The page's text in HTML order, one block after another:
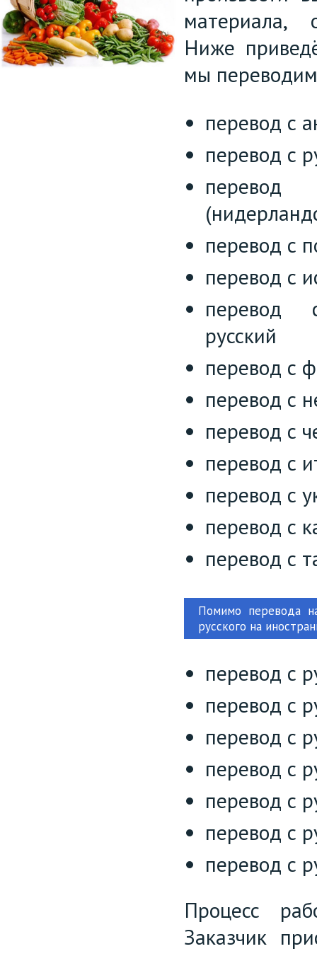
материала,
Ниже
мы
перевод с
перевод с
перевод с
перевод с
перевод
русский
перевод с
перевод с
перевод с
перевод с
перевод с
перевод с
перевод с
Помимо перевода
русского на
перевод с
перевод с
перевод с
перевод с
перевод с
перевод с
перевод с
Процесс
Заказчик